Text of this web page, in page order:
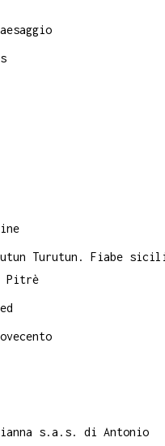
Turutun. Fiabe
Pitrè
s.a.s. di Antonio